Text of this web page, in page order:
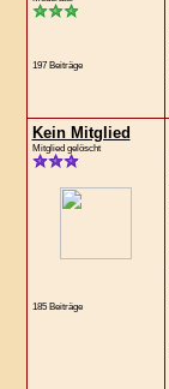
197 Beiträge
Kein Mitglied
Mitglied gelöscht
185 Beiträge